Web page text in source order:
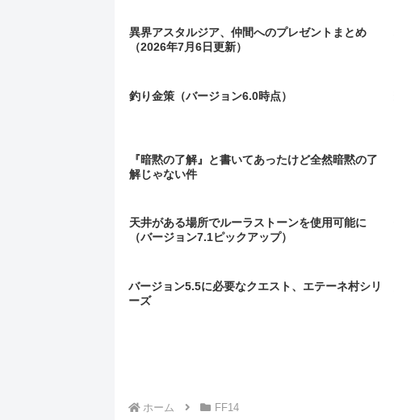
異界アスタルジア、仲間へのプレゼントまとめ
（2026年7月6日更新）
釣り金策（バージョン6.0時点）
『暗黙の了解』と書いてあったけど全然暗黙の了
解じゃない件
天井がある場所でルーラストーンを使用可能に
（バージョン7.1ピックアップ）
バージョン5.5に必要なクエスト、エテーネ村シリ
ーズ
ホーム FF14